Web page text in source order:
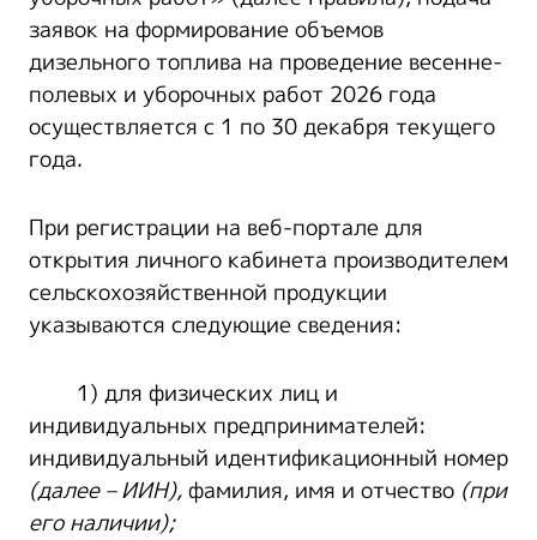
заявок на формирование объемов
дизельного топлива на проведение весенне-
полевых и уборочных работ 2026 года
осуществляется с 1 по 30 декабря текущего
года.
При регистрации на веб-портале для
открытия личного кабинета производителем
сельскохозяйственной продукции
указываются следующие сведения:
1) для физических лиц и
индивидуальных предпринимателей:
индивидуальный идентификационный номер
(далее – ИИН),фамилия, имя и отчество (при
его наличии);